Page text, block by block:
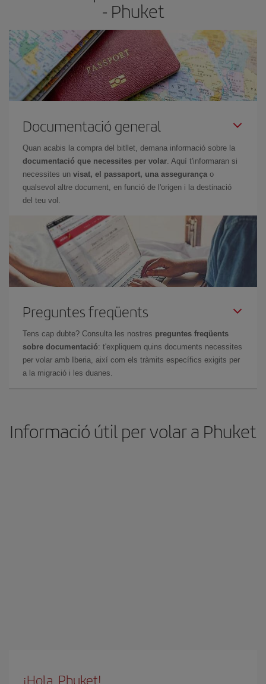
- Phuket
Documentació general
Quan acabis la compra del bitllet, demana informació sobre la
documentació que necessites per volar. Aquí t'informaran si
necessites un visat, el passaport, una assegurança o
qualsevol altre document, en funció de l'origen i la destinació
del teu vol.
Preguntes freqüents
Tens cap dubte? Consulta les nostres preguntes freqüents
sobre documentació: t'expliquem quins documents necessites
per volar amb Iberia, així com els tràmits específics exigits per
a la migració i les duanes.
Informació útil per volar a Phuket
¡Hola, Phuket!